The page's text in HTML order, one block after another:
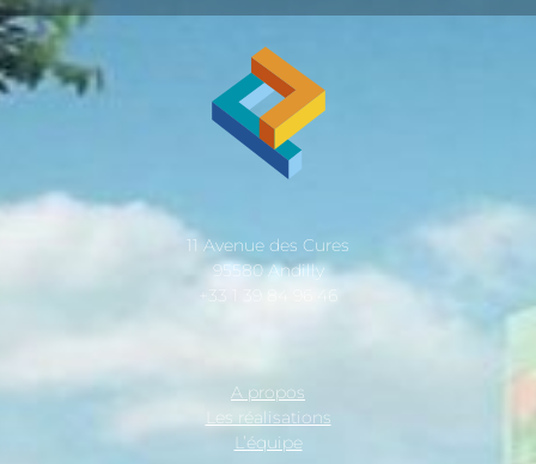
11 Avenue des Cures
95580 Andilly
+33 1 39 84 96 46
A propos
Les réalisations
L’équipe